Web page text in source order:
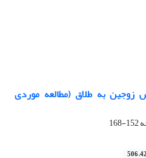
زوجین به طلاق (مطالعه موردی
152-168